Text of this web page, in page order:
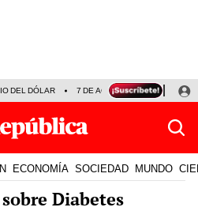
DEL DÓLAR 7 DE AGOSTO OLLANTA
ECONOMÍA SOCIEDAD MUNDO
Diabetes